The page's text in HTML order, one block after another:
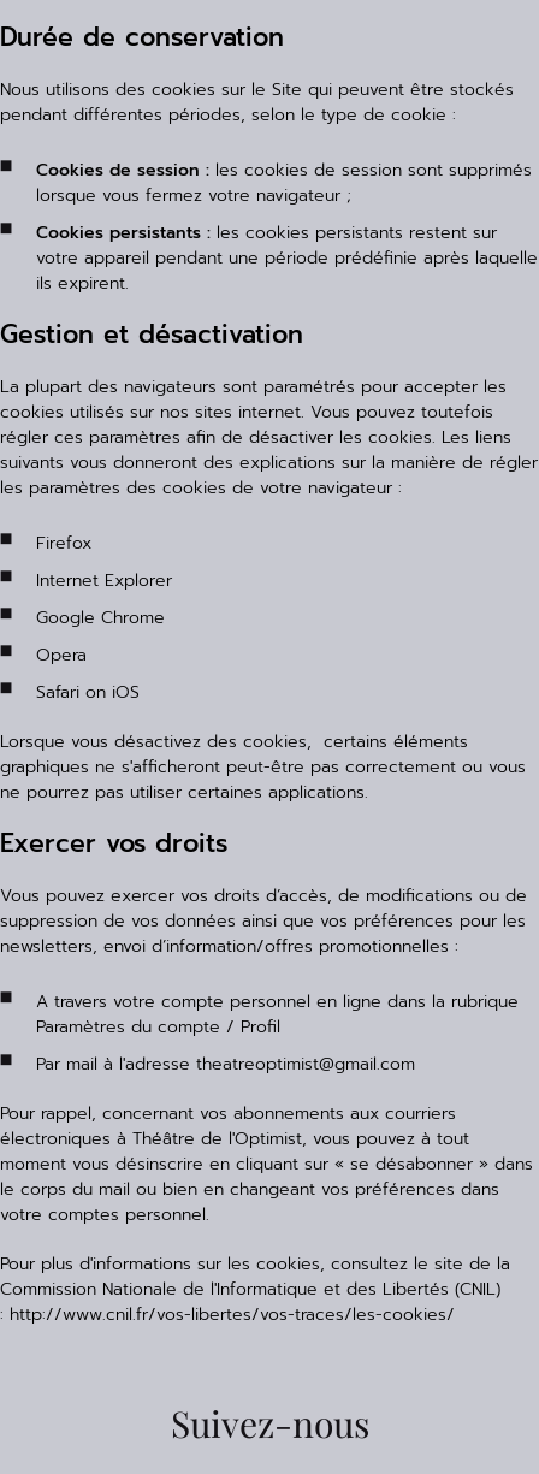
Durée de conservation
Nous utilisons des cookies sur le Site qui peuvent être stockés
pendant différentes périodes, selon le type de cookie :
Cookies de session : les cookies de session sont supprimés
lorsque vous fermez votre navigateur ;
Cookies persistants : les cookies persistants restent sur
votre appareil pendant une période prédéfinie après laquelle
ils expirent.
Gestion et désactivation
La plupart des navigateurs sont paramétrés pour accepter les
cookies utilisés sur nos sites internet. Vous pouvez toutefois
régler ces paramètres afin de désactiver les cookies. Les liens
suivants vous donneront des explications sur la manière de régler
les paramètres des cookies de votre navigateur :
Firefox
Internet Explorer
Google Chrome
Opera
Safari on iOS
Lorsque vous désactivez des cookies, certains éléments
graphiques ne s'afficheront peut-être pas correctement ou vous
ne pourrez pas utiliser certaines applications.
Exercer vos droits
Vous pouvez exercer vos droits d’accès, de modifications ou de
suppression de vos données ainsi que vos préférences pour les
newsletters, envoi d’information/offres promotionnelles :
A travers votre compte personnel en ligne dans la rubrique
Paramètres du compte / Profil
Par mail à l'adresse theatreoptimist@gmail.com
Pour rappel, concernant vos abonnements aux courriers
électroniques à Théâtre de l'Optimist, vous pouvez à tout
moment vous désinscrire en cliquant sur « se désabonner » dans
le corps du mail ou bien en changeant vos préférences dans
votre comptes personnel.
Pour plus d'informations sur les cookies, consultez le site de la
Commission Nationale de l'Informatique et des Libertés (CNIL)
: http://www.cnil.fr/vos-libertes/vos-traces/les-cookies/
Suivez-nous